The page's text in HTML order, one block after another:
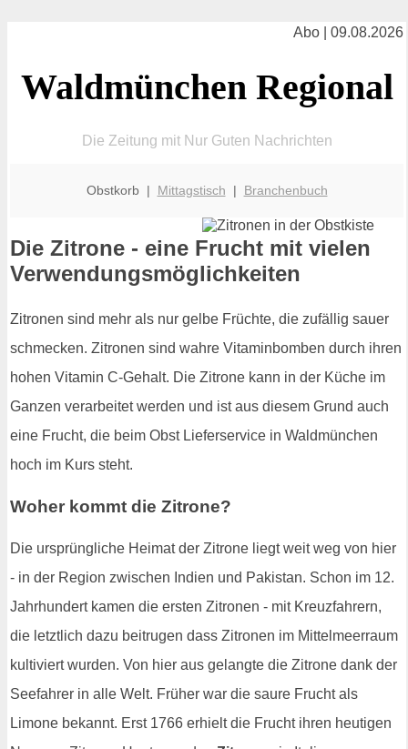
Abo | 09.08.2026
Waldmünchen Regional
Die Zeitung mit Nur Guten Nachrichten
Obstkorb | Mittagstisch | Branchenbuch
Die Zitrone - eine Frucht mit vielen
Verwendungsmöglichkeiten
Zitronen sind mehr als nur gelbe Früchte, die zufällig sauer
schmecken. Zitronen sind wahre Vitaminbomben durch ihren
hohen Vitamin C-Gehalt. Die Zitrone kann in der Küche im
Ganzen verarbeitet werden und ist aus diesem Grund auch
eine Frucht, die beim Obst Lieferservice in Waldmünchen
hoch im Kurs steht.
Woher kommt die Zitrone?
Die ursprüngliche Heimat der Zitrone liegt weit weg von hier
- in der Region zwischen Indien und Pakistan. Schon im 12.
Jahrhundert kamen die ersten Zitronen - mit Kreuzfahrern,
die letztlich dazu beitrugen dass Zitronen im Mittelmeerraum
kultiviert wurden. Von hier aus gelangte die Zitrone dank der
Seefahrer in alle Welt. Früher war die saure Frucht als
Limone bekannt. Erst 1766 erhielt die Frucht ihren heutigen